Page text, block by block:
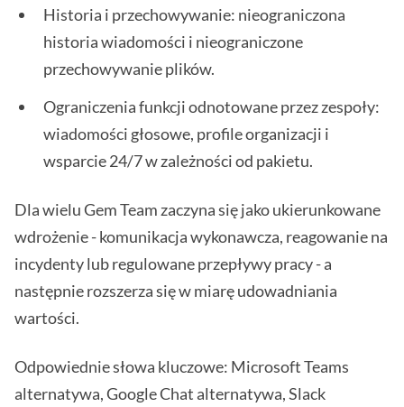
Historia i przechowywanie: nieograniczona
historia wiadomości i nieograniczone
przechowywanie plików.
Ograniczenia funkcji odnotowane przez zespoły:
wiadomości głosowe, profile organizacji i
wsparcie 24/7 w zależności od pakietu.
Dla wielu Gem Team zaczyna się jako ukierunkowane
wdrożenie - komunikacja wykonawcza, reagowanie na
incydenty lub regulowane przepływy pracy - a
następnie rozszerza się w miarę udowadniania
wartości.
Odpowiednie słowa kluczowe: Microsoft Teams
alternatywa, Google Chat alternatywa, Slack